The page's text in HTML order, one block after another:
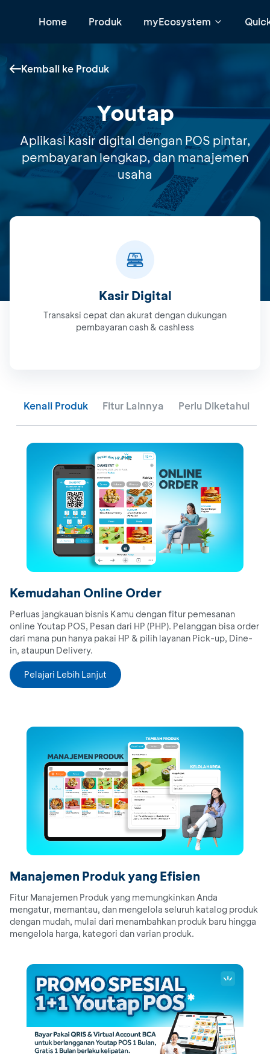
Home Produk myEcosystem
Kembali ke Produk
Youtap
Aplikasi kasir digital dengan POS pintar,
pembayaran lengkap, dan manajemen
usaha
Kasir Digital
Transaksi cepat dan akurat dengan dukungan
pembayaran cash & cashless
Kenali Produk Fitur Lainnya Perlu Diketahui
Kemudahan Online Order​
Perluas jangkauan bisnis Kamu dengan fitur pemesanan
online Youtap POS, Pesan dari HP (PHP). Pelanggan bisa order
dari mana pun hanya pakai HP & pilih layanan Pick-up, Dine-
in, ataupun Delivery.​
Pelajari Lebih Lanjut
Manajemen Produk yang Efisien
Fitur Manajemen Produk yang memungkinkan Anda
mengatur, memantau, dan mengelola seluruh katalog produk
dengan mudah, mulai dari menambahkan produk baru hingga
mengelola harga, kategori dan varian produk.